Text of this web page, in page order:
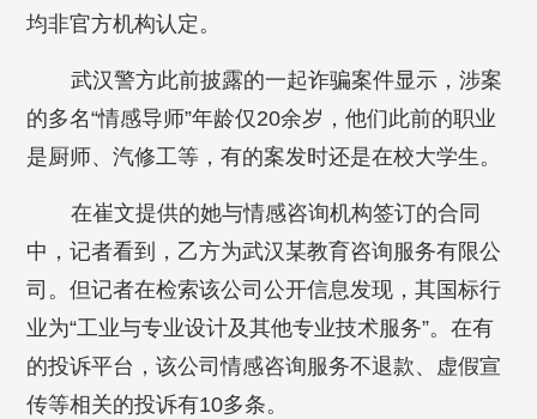
均非官方机构认定。
武汉警方此前披露的一起诈骗案件显示，涉案
的多名“情感导师”年龄仅20余岁，他们此前的职业
是厨师、汽修工等，有的案发时还是在校大学生。
在崔文提供的她与情感咨询机构签订的合同
中，记者看到，乙方为武汉某教育咨询服务有限公
司。但记者在检索该公司公开信息发现，其国标行
业为“工业与专业设计及其他专业技术服务”。在有
的投诉平台，该公司情感咨询服务不退款、虚假宣
传等相关的投诉有10多条。